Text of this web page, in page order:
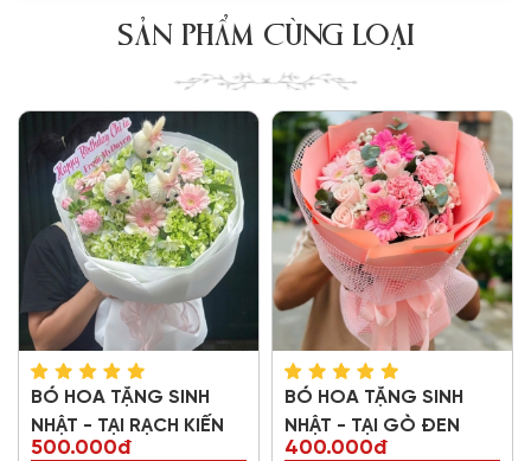
SẢN PHẨM CÙNG LOẠI
BÓ HOA TẶNG SINH
NHẬT - TẠI RẠCH KIẾN
500.000đ
BÓ HOA TẶNG SINH
NHẬT - TẠI GÒ ĐEN
400.000đ